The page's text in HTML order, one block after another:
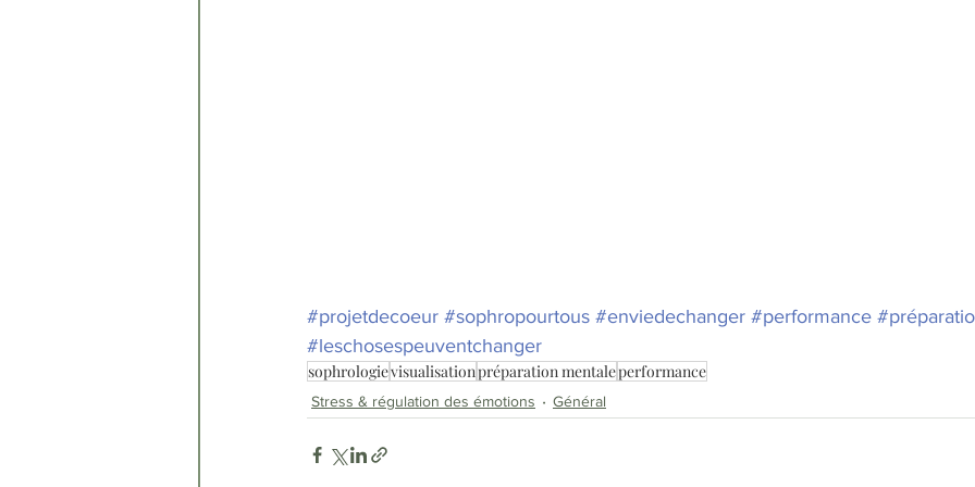
#projetdecoeur #sophropourtous #enviedechanger #performance
#leschosespeuventchanger
sophrologievisualisationpréparation mentaleperformance
Stress & régulation des émotions Général